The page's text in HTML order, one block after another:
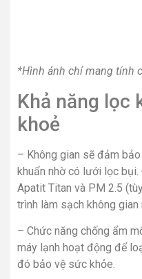
*Hình ảnh chỉ mang tính
Khả năng lọc
khoẻ
– Không gian sẽ đảm
khuẩn nhờ có lưới lọc
Apatit Titan và PM 2.5
trình làm sạch không gian
– Chức năng chống ẩm
máy lạnh hoạt động để
đó bảo vệ sức khỏe.